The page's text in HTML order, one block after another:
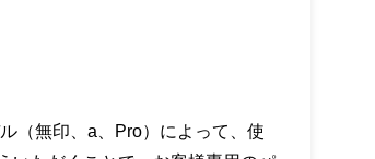
（無印、a、Pro）によって、使